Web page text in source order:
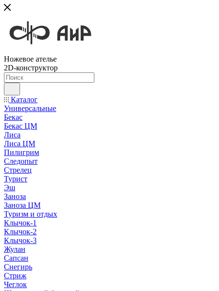
Ножевое ателье
2D-конструктор
Каталог
Универсальные
Бекас
Бекас ЦМ
Лиса
Лиса ЦМ
Пилигрим
Следопыт
Стрелец
Турист
Эш
Заноза
Заноза ЦМ
Туризм и отдых
Клычок-1
Клычок-2
Клычок-3
Жулан
Сапсан
Снегирь
Стриж
Чеглок